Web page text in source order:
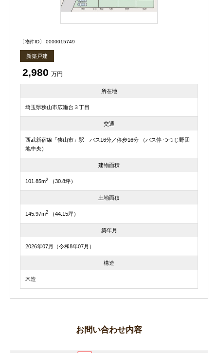
〔物件ID〕 0000015749
新築戸建
2,980 万円
所在地
埼玉県狭山市広瀬台３丁目
交通
西武新宿線「狭山市」駅 バス16分／停歩16分 （バス停 つつじ野団
地中央）
建物面積
101.85m2 （30.8坪）
土地面積
145.97m2 （44.15坪）
築年月
2026年07月（令和8年07月）
構造
木造
お問い合わせ内容